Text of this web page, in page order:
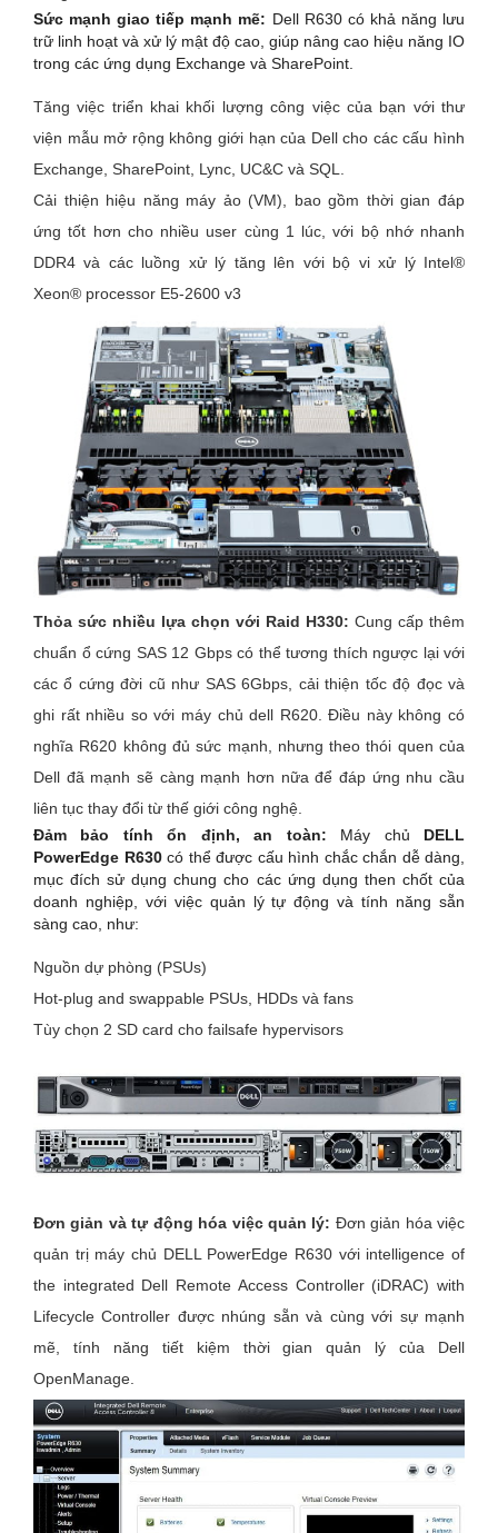
Sức mạnh giao tiếp mạnh mẽ: Dell R630 có khả năng lưu
trữ linh hoạt và xử lý mật độ cao, giúp nâng cao hiệu năng IO
trong các ứng dụng Exchange và SharePoint.
Tăng việc triển khai khối lượng công việc của bạn với thư
viện mẫu mở rộng không giới hạn của Dell cho các cấu hình
Exchange, SharePoint, Lync, UC&C và SQL.
Cải thiện hiệu năng máy ảo (VM), bao gồm thời gian đáp
ứng tốt hơn cho nhiều user cùng 1 lúc, với bộ nhớ nhanh
DDR4 và các luồng xử lý tăng lên với bộ vi xử lý Intel®
Xeon® processor E5-2600 v3
Thỏa sức nhiều lựa chọn với Raid H330: Cung cấp thêm
chuẩn ổ cứng SAS 12 Gbps có thể tương thích ngược lại với
các ổ cứng đời cũ như SAS 6Gbps, cải thiện tốc độ đọc và
ghi rất nhiều so với máy chủ dell R620. Điều này không có
nghĩa R620 không đủ sức mạnh, nhưng theo thói quen của
Dell đã mạnh sẽ càng mạnh hơn nữa để đáp ứng nhu cầu
liên tục thay đổi từ thế giới công nghệ.
Đảm bảo tính ổn định, an toàn: Máy chủ DELL
PowerEdge R630có thể được cấu hình chắc chắn dễ dàng,
mục đích sử dụng chung cho các ứng dụng then chốt của
doanh nghiệp, với việc quản lý tự động và tính năng sẵn
sàng cao, như:
Nguồn dự phòng (PSUs)
Hot-plug and swappable PSUs, HDDs và fans
Tùy chọn 2 SD card cho failsafe hypervisors
Đơn giản và tự động hóa việc quản lý: Đơn giản hóa việc
quản trị máy chủ DELL PowerEdge R630 với intelligence of
the integrated Dell Remote Access Controller (iDRAC) with
Lifecycle Controller được nhúng sẵn và cùng với sự mạnh
mẽ, tính năng tiết kiệm thời gian quản lý của Dell
OpenManage.